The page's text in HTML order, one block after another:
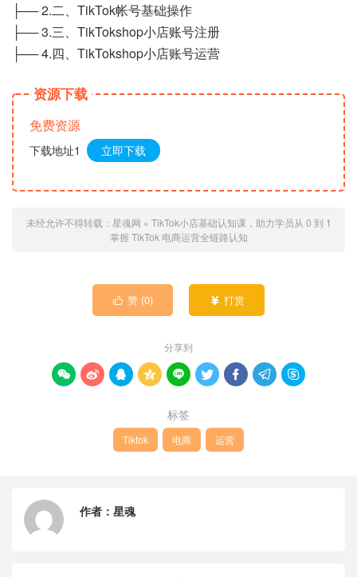
├── 2.二、TikTok帐号基础操作
├── 3.三、TikTokshop小店账号注册
├── 4.四、TikTokshop小店账号运营
资源下载
免费资源
下载地址1 立即下载
未经允许不得转载： 星魂网 » TikTok小店基础认知课，助力学员从 0 到 1
掌握 TikTok 电商运营全链路认知
 赞 (0)  打赏
分享到
        
标签
Tiktok 电商 运营
作者： 星魂